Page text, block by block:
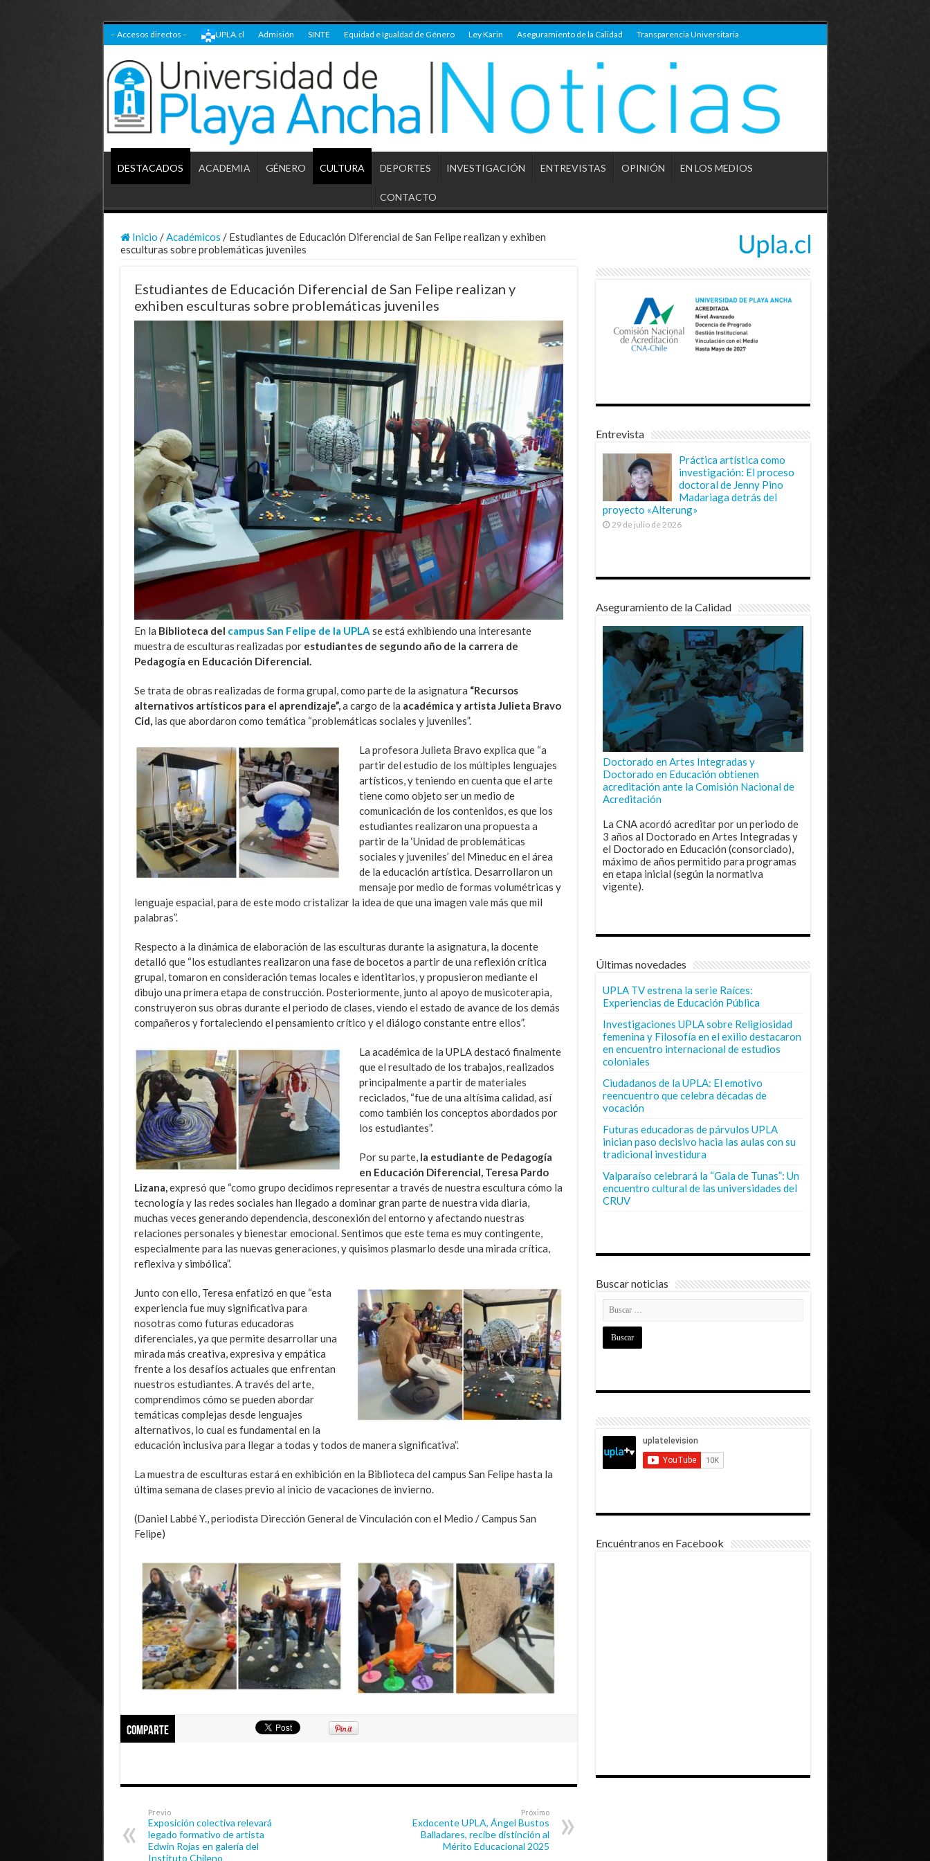
– Accesos directos – UPLA.cl Admisión SINTE Equidad e Igualdad de Género Ley Karin Aseguramiento de la Calidad Transparencia Universitaria
DESTACADOS ACADEMIA GÉNERO CULTURA DEPORTES INVESTIGACIÓN ENTREVISTAS OPINIÓN EN LOS MEDIOS
CONTACTO
Inicio / Académicos / Estudiantes de Educación Diferencial de San Felipe realizan y exhiben
esculturas sobre problemáticas juveniles
Estudiantes de Educación Diferencial de San Felipe realizan y
exhiben esculturas sobre problemáticas juveniles
En la Biblioteca del campus San Felipe de la UPLA se está exhibiendo una interesante
muestra de esculturas realizadas por estudiantes de segundo año de la carrera de
Pedagogía en Educación Diferencial.
Se trata de obras realizadas de forma grupal, como parte de la asignatura “Recursos
alternativos artísticos para el aprendizaje”,a cargo de la académica y artista Julieta Bravo
Cid,las que abordaron como temática “problemáticas sociales y juveniles”.
La profesora Julieta Bravo explica que “a
partir del estudio de los múltiples lenguajes
artísticos, y teniendo en cuenta que el arte
tiene como objeto ser un medio de
comunicación de los contenidos, es que los
estudiantes realizaron una propuesta a
partir de la ‘Unidad de problemáticas
sociales y juveniles’ del Mineduc en el área
de la educación artística. Desarrollaron un
mensaje por medio de formas volumétricas y
lenguaje espacial, para de este modo cristalizar la idea de que una imagen vale más que mil
palabras”.
Respecto a la dinámica de elaboración de las esculturas durante la asignatura, la docente
detalló que “los estudiantes realizaron una fase de bocetos a partir de una reflexión crítica
grupal, tomaron en consideración temas locales e identitarios, y propusieron mediante el
dibujo una primera etapa de construcción. Posteriormente, junto al apoyo de musicoterapia,
construyeron sus obras durante el periodo de clases, viendo el estado de avance de los demás
compañeros y fortaleciendo el pensamiento crítico y el diálogo constante entre ellos”.
La académica de la UPLA destacó finalmente
que el resultado de los trabajos, realizados
principalmente a partir de materiales
reciclados, “fue de una altísima calidad, así
como también los conceptos abordados por
los estudiantes”.
Por su parte, la estudiante de Pedagogía
en Educación Diferencial, Teresa Pardo
Lizana,expresó que “como grupo decidimos representar a través de nuestra escultura cómo la
tecnología y las redes sociales han llegado a dominar gran parte de nuestra vida diaria,
muchas veces generando dependencia, desconexión del entorno y afectando nuestras
relaciones personales y bienestar emocional. Sentimos que este tema es muy contingente,
especialmente para las nuevas generaciones, y quisimos plasmarlo desde una mirada crítica,
reflexiva y simbólica”.
Junto con ello, Teresa enfatizó en que “esta
experiencia fue muy significativa para
nosotras como futuras educadoras
diferenciales, ya que permite desarrollar una
mirada más creativa, expresiva y empática
frente a los desafíos actuales que enfrentan
nuestros estudiantes. A través del arte,
comprendimos cómo se pueden abordar
temáticas complejas desde lenguajes
alternativos, lo cual es fundamental en la
educación inclusiva para llegar a todas y todos de manera significativa”.
La muestra de esculturas estará en exhibición en la Biblioteca del campus San Felipe hasta la
última semana de clases previo al inicio de vacaciones de invierno.
(Daniel Labbé Y., periodista Dirección General de Vinculación con el Medio / Campus San
Felipe)
Comparte
Previo
Exposición colectiva relevará
legado formativo de artista
Edwin Rojas en galería del
Instituto Chileno
Próximo
Exdocente UPLA, Ángel Bustos
Balladares, recibe distinción al
Mérito Educacional 2025
Entrevista
Práctica artística como
investigación: El proceso
doctoral de Jenny Pino
Madariaga detrás del
proyecto «Alterung»
29 de julio de 2026
Aseguramiento de la Calidad
Doctorado en Artes Integradas y
Doctorado en Educación obtienen
acreditación ante la Comisión Nacional de
Acreditación
La CNA acordó acreditar por un periodo de
3 años al Doctorado en Artes Integradas y
el Doctorado en Educación (consorciado),
máximo de años permitido para programas
en etapa inicial (según la normativa
vigente).
Últimas novedades
UPLA TV estrena la serie Raíces:
Experiencias de Educación Pública
Investigaciones UPLA sobre Religiosidad
femenina y Filosofía en el exilio destacaron
en encuentro internacional de estudios
coloniales
Ciudadanos de la UPLA: El emotivo
reencuentro que celebra décadas de
vocación
Futuras educadoras de párvulos UPLA
inician paso decisivo hacia las aulas con su
tradicional investidura
Valparaíso celebrará la “Gala de Tunas”: Un
encuentro cultural de las universidades del
CRUV
Buscar noticias
Encuéntranos en Facebook